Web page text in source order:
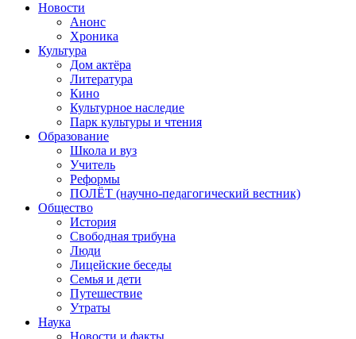
Новости
Анонс
Хроника
Культура
Дом актёра
Литература
Кино
Культурное наследие
Парк культуры и чтения
Образование
Школа и вуз
Учитель
Реформы
ПОЛЁТ (научно-педагогический вестник)
Общество
История
Свободная трибуна
Люди
Лицейские беседы
Семья и дети
Путешествие
Утраты
Наука